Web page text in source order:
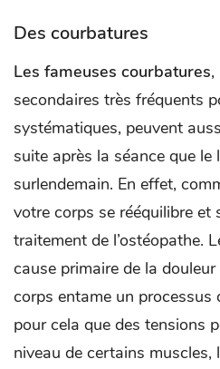
Des courbatures
Les fameuses courbatures,
secondaires très fréquents
systématiques, peuvent
suite après la séance que le
surlendemain. En effet,
votre corps se rééquilibre et
traitement de l’ostéopathe.
cause primaire de la
corps entame un processus
pour cela que des tensions
niveau de certains muscles,